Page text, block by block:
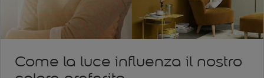
Come la luce influenza il nostro